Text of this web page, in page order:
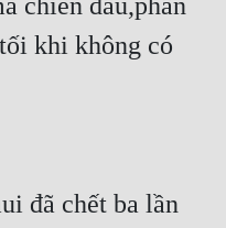
chiến đấu,phần
khi không có
đã chết ba lần